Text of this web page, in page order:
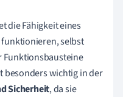
die Fähigkeit eines
selbst
Funktionsbausteine
besonders wichtig in der
Sicherheit, da sie